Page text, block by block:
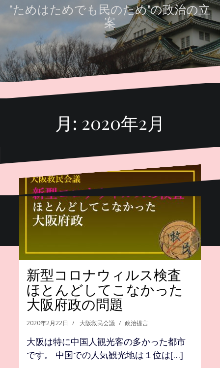
"ためはためでも民のため"の政治の立
案
月: 2020年2月
吉村洋文「検査基準を府独
自で国より拡大する！」
え？2月3日にも同じこと言
ってますが？
2020年2月26日 大阪救民会議 政治提言
吉村洋文・大阪府知事が2月27日「検査基
大阪府での新型コロナウ
イルス感染事例ゼロは正
しいのか？
2020年2月24日 大阪救民会議 政治提言
新型コロナウィルスの大阪府における発
見事例は実質ゼロである。 唯一1名[…]
新型コロナウィルスの影
響で住民投票も延期して
は？
2020年2月23日 大阪救民会議 政治提言
新型コロナウィルスの問題で、大規模な
イベントが続々休止に追い込まれてい[…]
新型コロナウィルスの市
中蔓延受け入れ論は老人殺
しである
2020年2月23日 大阪救民会議 政治提言
本日、2月23日(日)、日本テレビ系「日曜
報道THE PRIME」に出[…]
新型コロナウィルス検査
ほとんどしてこなかった
大阪府政の問題
2020年2月22日 大阪救民会議 政治提言
大阪は特に中国人観光客の多かった都市
です。 中国での人気観光地は１位は[…]
Proudly powered by WordPress